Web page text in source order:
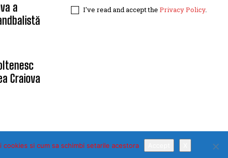
a
Craiova
I've read and accept the Privacy Policy.
cookies si cum sa schimbi setarile acestora